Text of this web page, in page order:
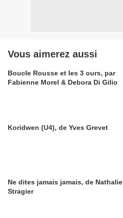
Vous aimerez aussi
Boucle Rousse et les 3 ours, par
Fabienne Morel & Debora Di Gilio
Koridwen (U4), de Yves Grevet
Ne dites jamais jamais, de Nathalie
Stragier